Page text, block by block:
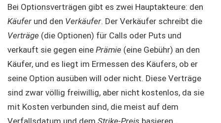
Bei Optionsverträgen gibt es zwei Hauptakteure: den
Käufer und den Verkäufer. Der Verkäufer schreibt die
Verträge (die Optionen) für Calls oder Puts und
verkauft sie gegen eine Prämie (eine Gebühr) an den
Käufer, und es liegt im Ermessen des Käufers, ob er
seine Option ausüben will oder nicht. Diese Verträge
sind zwar völlig freiwillig, aber nicht kostenlos, da sie
mit Kosten verbunden sind, die meist auf dem